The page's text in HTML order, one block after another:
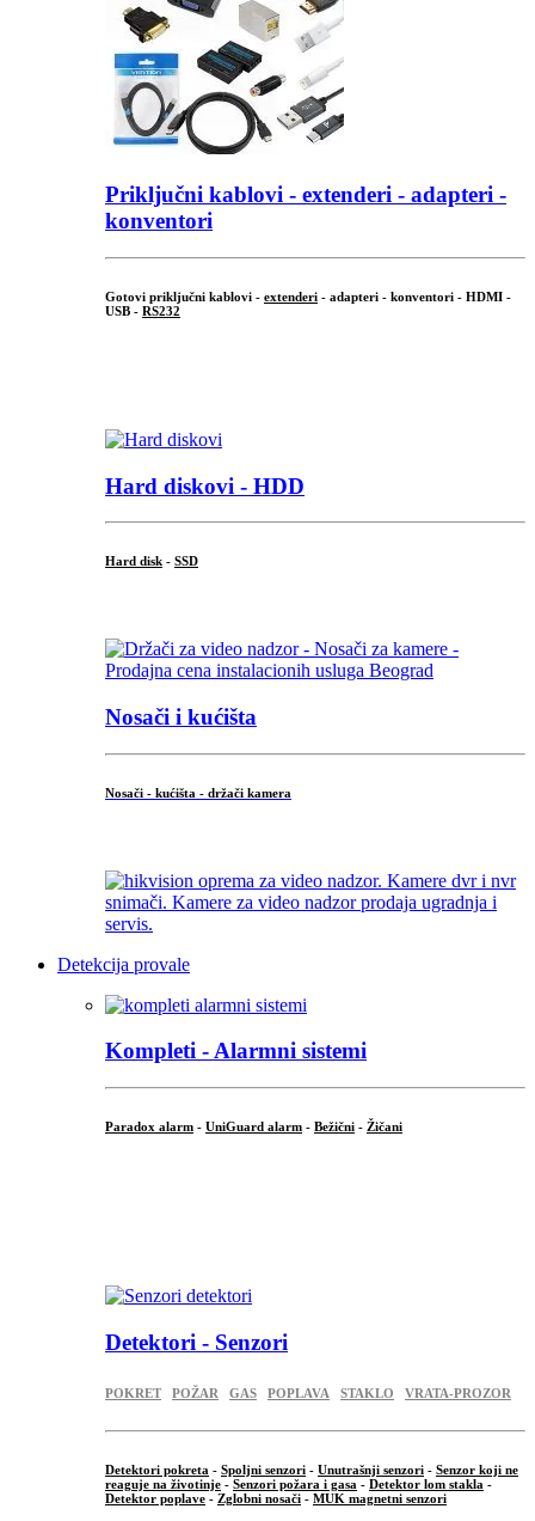
Priključni kablovi - extenderi - adapteri -
konventori
Gotovi priključni kablovi - extenderi - adapteri - konventori - HDMI -
USB - RS232
Hard diskovi - HDD
Hard disk - SSD
Nosači i kućišta
Nosači - kućišta - držači kamera
Detekcija provale
Kompleti - Alarmni sistemi
Paradox alarm - UniGuard alarm - Bežični - Žičani
Detektori - Senzori
POKRET POŽAR GAS POPLAVA STAKLO VRATA-PROZOR
Detektori pokreta - Spoljni senzori - Unutrašnji senzori - Senzor koji ne
reaguje na životinje - Senzori požara i gasa - Detektor lom stakla -
Detektor poplave - Zglobni nosači - MUK magnetni senzori